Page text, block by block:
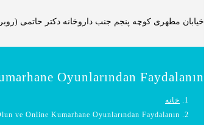
خیابان مطهری کوچه پنجم جنب داروخانه دکتر حاتمی
Oyunlarından Faydalanın!
خانه
ve Online Kumarhane Oyunlarından Faydalanın!